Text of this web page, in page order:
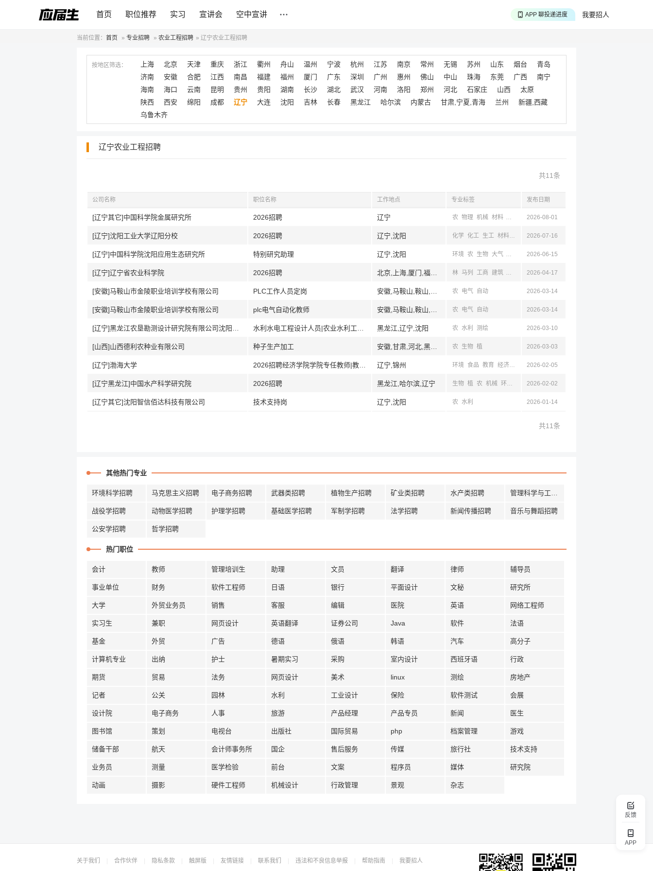
反馈
APP
首页 职位推荐 实习 宣讲会 空中宣讲 我要招人
APP 淘面试经验
当前位置： 首页 » 专业招聘 » 农业工程招聘 » 辽宁农业工程招聘
按地区筛选： 上海 北京 天津 重庆 浙江 衢州 舟山 温州 宁波 杭州 江苏 南京 常州 无锡 苏州 山东 烟台
青岛
济南
安徽 合肥 江西 南昌 福建 福州 厦门 广东 深圳 广州 惠州 佛山 中山 珠海 东莞 广西
南宁
海南
海口 云南 昆明 贵州 贵阳 湖南 长沙 湖北 武汉 河南 洛阳 郑州 河北 石家庄 山西
太原
陕西
西安 绵阳 成都 辽宁 大连 沈阳 吉林 长春 黑龙江 哈尔滨 内蒙古 甘肃,宁夏,青海 兰州
新疆,西藏
乌鲁木齐
辽宁农业工程招聘
共11条
公司名称 职位名称 工作地点 专业标签 发布日期
[辽宁其它]中国科学院金属研究所 2026招聘 辽宁 农 物理 机械 材料 化工 2026-08-01
[辽宁]沈阳工业大学辽阳分校 2026招聘 辽宁,沈阳 化学 化工 生工 材料 环境 农 物理 生物
2026-07-16
[辽宁]中国科学院沈阳应用生态研究所 特别研究助理 辽宁,沈阳 环境 农 生物 大气 植 自然 生工 林 地理
2026-06-15
[辽宁]辽宁省农业科学院 2026招聘 林 马列 工商 建筑 土木 生物 植 农 电子
2026-04-17
[安徽]马鞍山市金陵职业培训学校有限公司 PLC工作人员定岗 农 电气 自动 2026-03-14
[安徽]马鞍山市金陵职业培训学校有限公司 plc电气自动化教师 农 电气 自动 2026-03-14
黑龙江,辽宁,沈阳 农 水利 测绘 2026-03-10
[山西]山西德利农种业有限公司 种子生产加工 农 生物 植 2026-03-03
[辽宁]渤海大学 辽宁,锦州 环境 食品 教育 经济 马列 工商 金融
2026-02-05
[辽宁黑龙江]中国水产科学研究院 2026招聘 黑龙江,哈尔滨,辽宁 生物 植 农 机械 环境 食品 法学 工商
2026-02-02
[辽宁其它]沈阳智信佰达科技有限公司 技术支持岗 辽宁,沈阳 农 水利 2026-01-14
共11条
其他热门专业
环境科学招聘 马克思主义招聘 电子商务招聘 武器类招聘 植物生产招聘 矿业类招聘 水产类招聘
战役学招聘 动物医学招聘 护理学招聘 基础医学招聘 军制学招聘 法学招聘 新闻传播招聘 音乐与舞蹈招聘
公安学招聘 哲学招聘
热门职位
会计 教师 管理培训生 助理 文员 翻译 律师 辅导员
事业单位 财务 软件工程师 日语 银行 平面设计 文秘 研究所
大学 外贸业务员 销售 客服 编辑 医院 英语 网络工程师
实习生 兼职 网页设计 英语翻译 证券公司 Java 软件 法语
基金 外贸 广告 德语 俄语 韩语 汽车 高分子
计算机专业 出纳 护士 暑期实习 采购 室内设计 西班牙语 行政
期货 贸易 法务 网页设计 美术 linux 测绘 房地产
记者 公关 园林 水利 工业设计 保险 软件测试 会展
设计院 电子商务 人事 旅游 产品经理 产品专员 新闻 医生
图书馆 策划 电视台 出版社 国际贸易 php 档案管理 游戏
储备干部 航天 会计师事务所 国企 售后服务 传媒 旅行社 技术支持
业务员 测量 医学检验 前台 文案 程序员 媒体 研究院
动画 摄影 硬件工程师 机械设计 行政管理 景观 杂志
关于我们 合作伙伴 隐私条款 触屏版 友情链接 联系我们 违法和不良信息举报 帮助指南 我要招人